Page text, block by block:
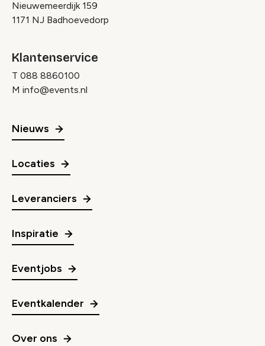
Nieuwemeerdijk 159
1171 NJ Badhoevedorp
Klantenservice
T 088 8860100
M info@events.nl
Nieuws
Locaties
Leveranciers
Inspiratie
Eventjobs
Eventkalender
Over ons